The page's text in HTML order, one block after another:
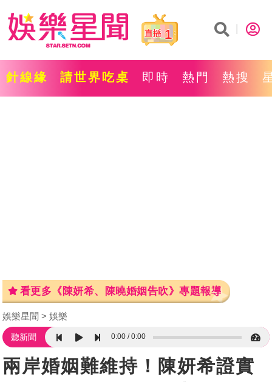
1
針線緣 請世界吃桌 即時 熱門 熱搜
看更多《陳妍希、陳曉婚姻告吹》專題報導
娛樂星聞 娛樂
聽新聞 0:00 0:00
兩岸婚姻難維持！陳妍希證實